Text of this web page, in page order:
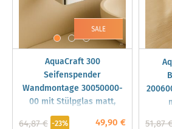
AquaCraft 300
Seifenspender
Wandmontage 30050000-
00 mit Stülpglas matt,
Bedienung von unten,
49,90 €
64,87 € -23%
51,87